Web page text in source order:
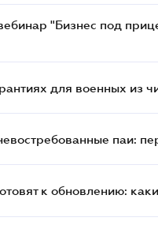
"Бизнес под
для военных из
паи:
к обновлению: